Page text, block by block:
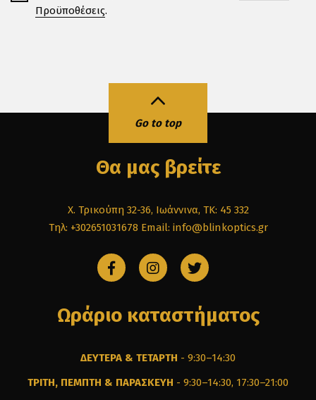
Προϋποθέσεις.
Go to top
Θα μας βρείτε
Χ. Τρικούπη 32-36, Ιωάννινα, ΤΚ: 45 332
Τηλ: +302651031678 Email: info@blinkoptics.gr
Ωράριο καταστήματος
ΔΕΥΤΕΡΑ & ΤΕΤΑΡΤΗ - 9:30–14:30
ΤΡΙΤΗ, ΠΕΜΠΤΗ & ΠΑΡΑΣΚΕΥΗ - 9:30–14:30, 17:30–21:00